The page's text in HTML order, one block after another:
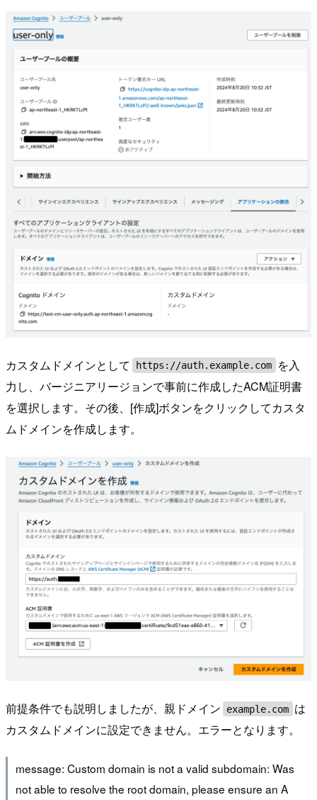
カスタムドメインとして https://auth.example.com
を入
力し、バージニアリージョンで事前に作成したACM証明書
を選択します。その後、[作成]ボタンをクリックしてカスタ
ムドメインを作成します。
前提条件でも説明しましたが、親ドメイン example.com は
カスタムドメインに設定できません。エラーとなります。
message: Custom domain is not a valid subdomain: Was
not able to resolve the root domain, please ensure an A